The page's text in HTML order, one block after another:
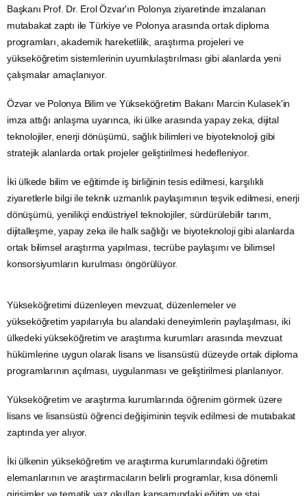
Yükseköğretim Kurulu'ndan (YÖK) yapılan açıklamaya göre,
Başkanı Prof. Dr. Erol Özvar'ın
mutabakat zaptı ile Türkiye ve Polonya arasında ortak diploma
programları, akademik hareketlilik, araştırma
projeleri ve
yükseköğretim sistemlerinin uyumlulaştırılması gibi alanlarda yeni
çalışmalar amaçlanıyor.
Özvar ve Polonya Bilim ve Yükseköğretim Bakanı Marcin Kulasek'in
teknolojiler,enerjidönüşümü, sağlık bilimleri ve biyoteknoloji gibi
stratejik alanlarda ortak projeler geliştirilmesi hedefleniyor.
İki ülkede bilim ve eğitimde iş birliğinin tesis edilmesi, karşılıklı
ziyaretlerle bilgi ile teknik uzmanlık paylaşımının
teşvik
edilmesi, enerji
dönüşümü, yenilikçi endüstriyel teknolojiler, sürdürülebilir tarım,
dijitalleşme,yapay zekaile halk sağlığı ve biyoteknoloji gibi alanlarda
ortak bilimsel araştırmayapılması, tecrübe paylaşımı ve bilimsel
konsorsiyumların kurulması öngörülüyor.